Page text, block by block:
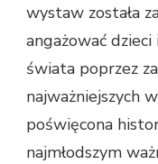
wystaw została
angażować
świata poprzez
najważniejszych
poświęcona
najmłodszym